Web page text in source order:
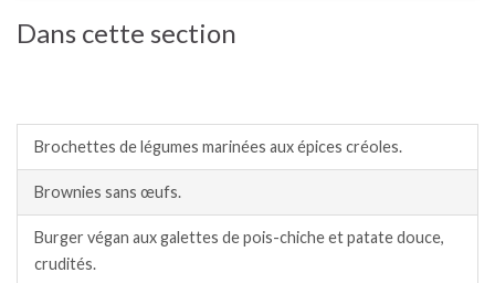
Dans cette section
Brochettes de légumes marinées aux épices créoles.
Brownies sans œufs.
Burger végan aux galettes de pois-chiche et patate douce,
crudités.